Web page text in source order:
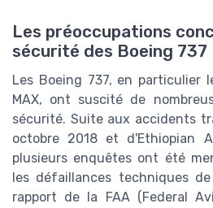
Les préoccupations
sécurité des Boeing 737
Les Boeing 737, en particulier
MAX, ont suscité de
sécurité. Suite aux accidents
octobre 2018 et d'Ethiopian
plusieurs enquêtes ont été
les défaillances techniques
rapport de la FAA (Federal